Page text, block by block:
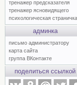
тренажер предсказателя
тренажер ясновидящего
психологическая страничка
админка
письмо администратору
карта сайта
группа ВКонтакте
поделиться ссылкой